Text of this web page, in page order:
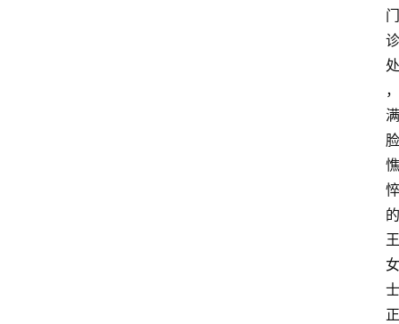
门
诊
处
，
满
脸
憔
悴
的
王
女
士
正